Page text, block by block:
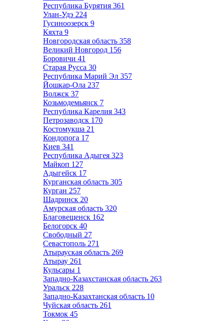
Республика Бурятия 361
Улан-Удэ 224
Гусиноозерск 9
Кяхта 9
Новгородская область 358
Великий Новгород 156
Боровичи 41
Старая Русса 30
Республика Марий Эл 357
Йошкар-Ола 237
Волжск 37
Козьмодемьянск 7
Республика Карелия 343
Петрозаводск 170
Костомукша 21
Кондопога 17
Киев 341
Республика Адыгея 323
Майкоп 127
Адыгейск 17
Курганская область 305
Курган 257
Шадринск 20
Амурская область 320
Благовещенск 162
Белогорск 40
Свободный 27
Севастополь 271
Атырауская область 269
Атырау 261
Кульсары 1
Западно-Казахстанская область 263
Уральск 228
Западно-Казахтанская область 10
Чуйская область 261
Токмок 45